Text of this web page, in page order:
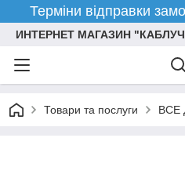
Терміни відправки
ИНТЕРНЕТ МАГАЗИН
Товари та послуги ВСЕ